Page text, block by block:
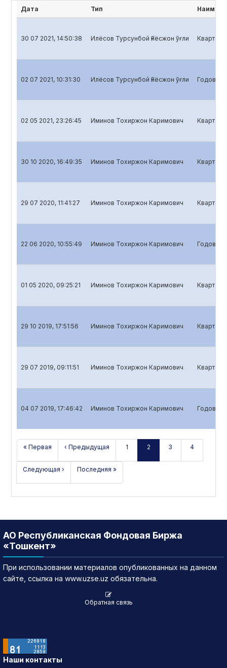
Дата Тип
30 07 2021, 14:50:38 Илёсов Турсунбой Ғиёсжон ўғли
02 07 2021, 10:31:30 Илёсов Турсунбой Ғиёсжон ўғли Годовой
02 05 2021, 23:26:45 Иминов Тохиржон Каримович
30 10 2020, 16:49:35 Иминов Тохиржон Каримович
29 07 2020, 11:41:27 Иминов Тохиржон Каримович
22 06 2020, 10:55:49 Иминов Тохиржон Каримович Годовой
01 05 2020, 09:25:21 Иминов Тохиржон Каримович
29 10 2019, 17:51:56 Иминов Тохиржон Каримович
29 07 2019, 09:11:51 Иминов Тохиржон Каримович
04 07 2019, 17:46:42 Иминов Тохиржон Каримович Годовой
« Первая ‹ Предыдущая 1 2 3 4
Следующая › Последняя »
АО Республиканская Фондовая Биржа
«Тошкент»
При использовании материалов опубликованных на данном
сайте, ссылка на www.uzse.uz обязательна.
Обратная связь
Наши контакты